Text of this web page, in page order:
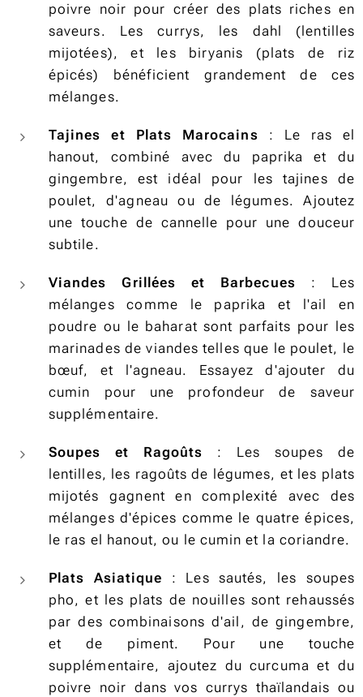
poivre noir pour créer des plats riches en
saveurs. Les currys, les dahl (lentilles
mijotées), et les biryanis (plats de riz
épicés) bénéficient grandement de ces
mélanges.
Tajines et Plats Marocains : Le ras el
hanout, combiné avec du paprika et du
gingembre, est idéal pour les tajines de
poulet, d'agneau ou de légumes. Ajoutez
une touche de cannelle pour une douceur
subtile.
Viandes Grillées et Barbecues : Les
mélanges comme le paprika et l'ail en
poudre ou le baharat sont parfaits pour les
marinades de viandes telles que le poulet, le
bœuf, et l'agneau. Essayez d'ajouter du
cumin pour une profondeur de saveur
supplémentaire.
Soupes et Ragoûts : Les soupes de
lentilles, les ragoûts de légumes, et les plats
mijotés gagnent en complexité avec des
mélanges d'épices comme le quatre épices,
le ras el hanout, ou le cumin et la coriandre.
Plats Asiatique : Les sautés, les soupes
pho, et les plats de nouilles sont rehaussés
par des combinaisons d'ail, de gingembre,
et de piment. Pour une touche
supplémentaire, ajoutez du curcuma et du
poivre noir dans vos currys thaïlandais ou